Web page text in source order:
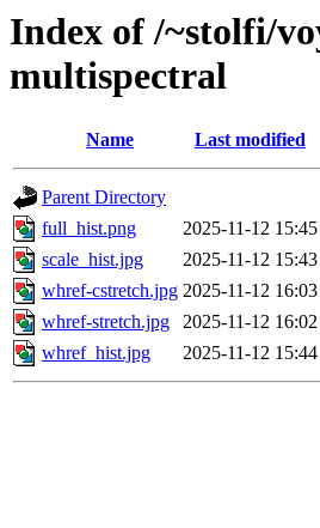
Index of /~stolfi/
multispectral
Name Last modified
Parent Directory
full_hist.png
2025-11-12 15:45
scale_hist.jpg
2025-11-12 15:43
whref-cstretch.jpg 2025-11-12 16:03
whref-stretch.jpg
2025-11-12 16:02
whref_hist.jpg
2025-11-12 15:44